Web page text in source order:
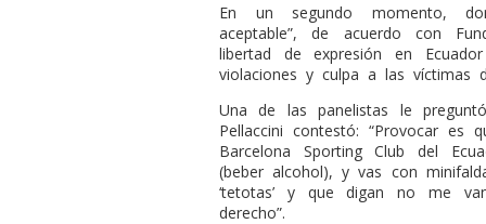
En un segundo momento,
aceptable”, de acuerdo con
libertad de expresión en
violaciones y culpa a las víctimas
Una de las panelistas le
Pellaccini contestó: “Provocar
Barcelona Sporting Club del
(beber alcohol), y vas con
‘tetotas’ y que digan no me
derecho”.